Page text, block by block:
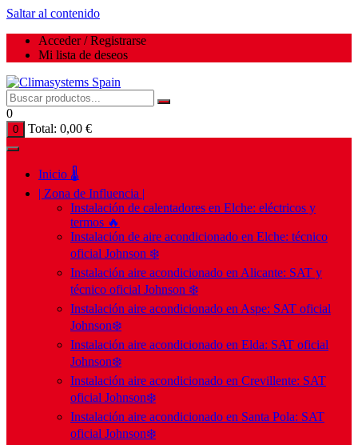
Saltar al contenido
Acceder / Registrarse
Mi lista de deseos
0
0 Total: 0,00 €
Inicio 🌡️
| Zona de Influencia |
Instalación de calentadores en Elche: eléctricos y
termos 🔥
Instalación de aire acondicionado en Elche: técnico
oficial Johnson ❄️
Instalación aire acondicionado en Alicante: SAT y
técnico oficial Johnson ❄️
Instalación aire acondicionado en Aspe: SAT oficial
Johnson❄️
Instalación aire acondicionado en Elda: SAT oficial
Johnson❄️
Instalación aire acondicionado en Crevillente: SAT
oficial Johnson❄️
Instalación aire acondicionado en Santa Pola: SAT
oficial Johnson❄️